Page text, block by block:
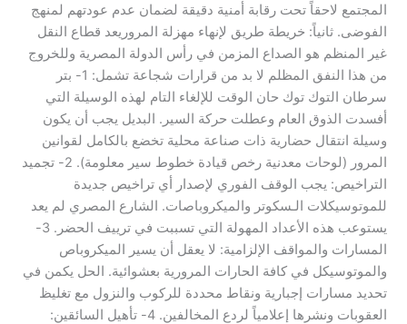
المجتمع لاحقاً تحت رقابة أمنية دقيقة لضمان عدم عودتهم لمنهج
الفوضى. ثانياً: خريطة طريق لإنهاء مهزلة المروريعد قطاع النقل
غير المنظم هو الصداع المزمن في رأس الدولة المصرية وللخروج
من هذا النفق المظلم لا بد من قرارات شجاعة تشمل: 1- بتر
سرطان التوك توك حان الوقت للإلغاء التام لهذه الوسيلة التي
أفسدت الذوق العام وعطلت حركة السير. البديل يجب أن يكون
وسيلة انتقال حضارية ذات صناعة محلية تخضع بالكامل لقوانين
المرور (لوحات معدنية رخص قيادة خطوط سير معلومة). 2- تجميد
التراخيص: يجب الوقف الفوري لإصدار أي تراخيص جديدة
للموتوسيكلات الـسكوتر والميكروباصات. الشارع المصري لم يعد
يستوعب هذه الأعداد المهولة التي تسببت في ترييف الحضر. 3-
المسارات والمواقف الإلزامية: لا يعقل أن يسير الميكروباص
والموتوسيكل في كافة الحارات المرورية بعشوائية. الحل يكمن في
تحديد مسارات إجبارية ونقاط محددة للركوب والنزول مع تغليظ
العقوبات ونشرها إعلامياً لردع المخالفين. 4- تأهيل السائقين: